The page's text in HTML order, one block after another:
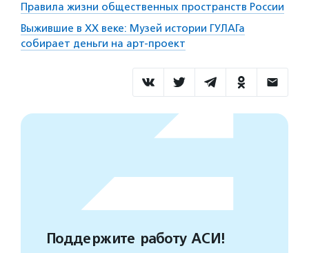
Правила жизни общественных пространств России
Выжившие в XX веке: Музей истории ГУЛАГа
собирает деньги на арт-проект
Поддержите работу АСИ!